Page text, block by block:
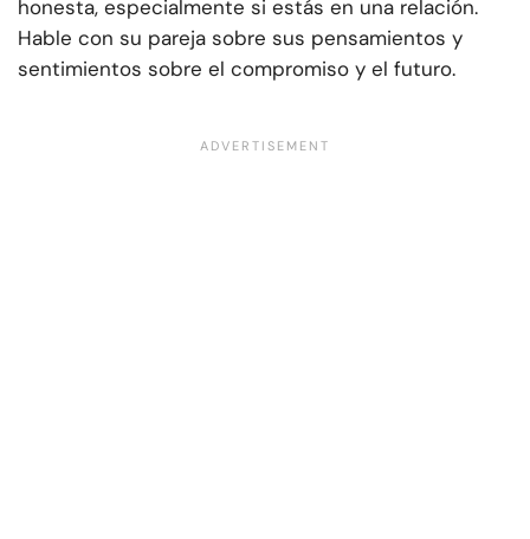
honesta, especialmente si estás en una relación.
Hable con su pareja sobre sus pensamientos y
sentimientos sobre el compromiso y el futuro.